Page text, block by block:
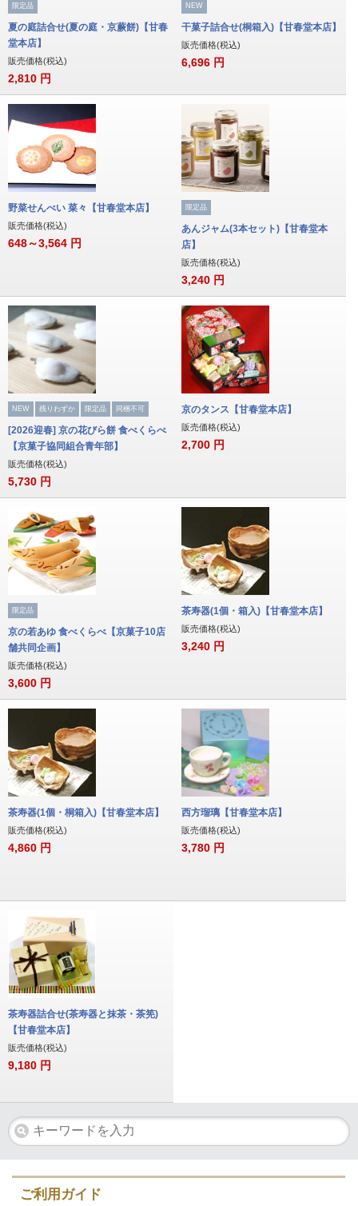
限定品
夏の庭詰合せ(夏の庭・京蕨餅)【甘春
堂本店】
販売価格(税込)
2,810 円
NEW
干菓子詰合せ(桐箱入)【甘春堂本店】
販売価格(税込)
6,696 円
野菜せんべい 菜々【甘春堂本店】
販売価格(税込)
648～3,564 円
限定品
あんジャム(3本セット)【甘春堂本
店】
販売価格(税込)
3,240 円
NEW 残りわずか 限定品 同梱不可
[2026迎春] 京の花びら餅 食べくらべ
【京菓子協同組合青年部】
販売価格(税込)
5,730 円
京のタンス【甘春堂本店】
販売価格(税込)
2,700 円
限定品
京の若あゆ 食べくらべ【京菓子10店
舗共同企画】
販売価格(税込)
3,600 円
茶寿器(1個・箱入)【甘春堂本店】
販売価格(税込)
3,240 円
茶寿器(1個・桐箱入)【甘春堂本店】
販売価格(税込)
4,860 円
西方瑠璃【甘春堂本店】
販売価格(税込)
3,780 円
茶寿器詰合せ(茶寿器と抹茶・茶筅)
【甘春堂本店】
販売価格(税込)
9,180 円
ご利用ガイド